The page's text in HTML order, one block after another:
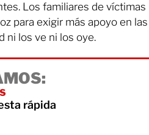
Los familiares de víctimas
para exigir más apoyo en las
ni los ve ni los oye.
rápida